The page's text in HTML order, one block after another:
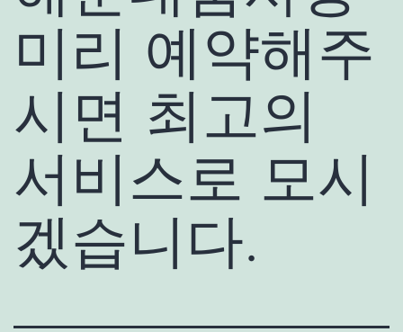
미리 예약해주
시면 최고의
서비스로 모시
겠습니다.